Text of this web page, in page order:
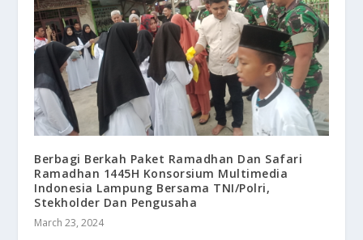
Berbagi Berkah Paket Ramadhan Dan Safari
Ramadhan 1445H Konsorsium Multimedia
Indonesia Lampung Bersama TNI/Polri,
Stekholder Dan Pengusaha
March 23, 2024